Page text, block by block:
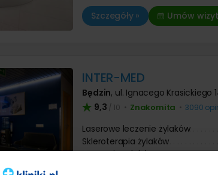
Szczegóły »
Umów
INTER-MED
Będzin, ul. Ignacego Krasickiego
9,3 / 10 • Znakomita • 3090
Laserowe leczenie żylaków
Skleroterapia żylaków
Operacja żylaków